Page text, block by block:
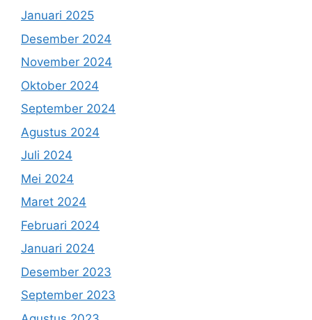
Januari 2025
Desember 2024
November 2024
Oktober 2024
September 2024
Agustus 2024
Juli 2024
Mei 2024
Maret 2024
Februari 2024
Januari 2024
Desember 2023
September 2023